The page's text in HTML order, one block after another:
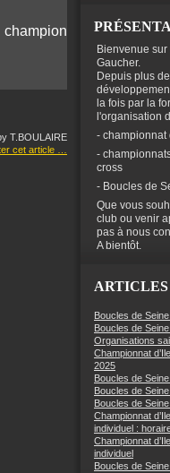
T.BOULAIRE
cet article
Bienvenue
Gaucher.
Depuis plus
la fois par la
l'organisation
- championnat
-
cross
- Boucles de
Que vous
club ou venir
pas à nous
A bientôt.
Boucles de
Boucles de
Organisations
Championnat
2025
Boucles de
Boucles de
Boucles de
Championnat
individuel :
Championnat
individuel
Boucles de